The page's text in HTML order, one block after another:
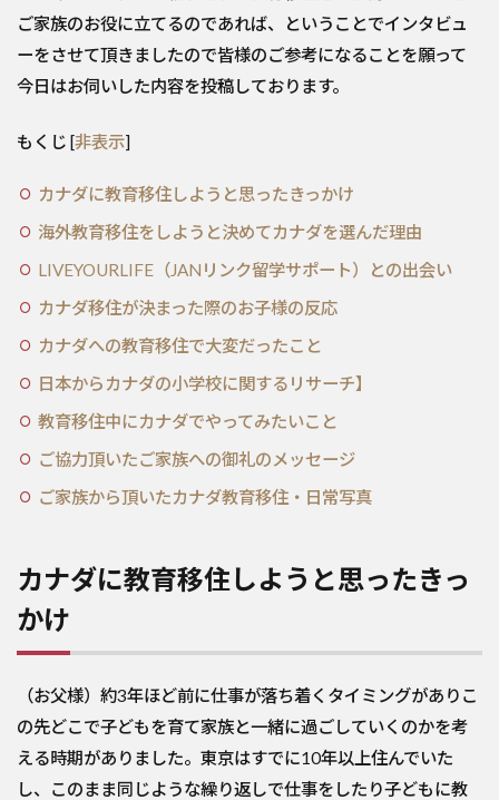
ご家族のお役に立てるのであれば、ということでインタビュ
ーをさせて頂きましたので皆様のご参考になることを願って
今日はお伺いした内容を投稿しております。
もくじ [非表示]
カナダに教育移住しようと思ったきっかけ
海外教育移住をしようと決めてカナダを選んだ理由
LIVEYOURLIFE（JANリンク留学サポート）との出会い
カナダ移住が決まった際のお子様の反応
カナダへの教育移住で大変だったこと
日本からカナダの小学校に関するリサーチ】
教育移住中にカナダでやってみたいこと
ご協力頂いたご家族への御礼のメッセージ
ご家族から頂いたカナダ教育移住・日常写真
カナダに教育移住しようと思ったきっ
かけ
（お父様）約3年ほど前に仕事が落ち着くタイミングがありこ
の先どこで子どもを育て家族と一緒に過ごしていくのかを考
える時期がありました。東京はすでに10年以上住んでいた
し、このまま同じような繰り返しで仕事をしたり子どもに教